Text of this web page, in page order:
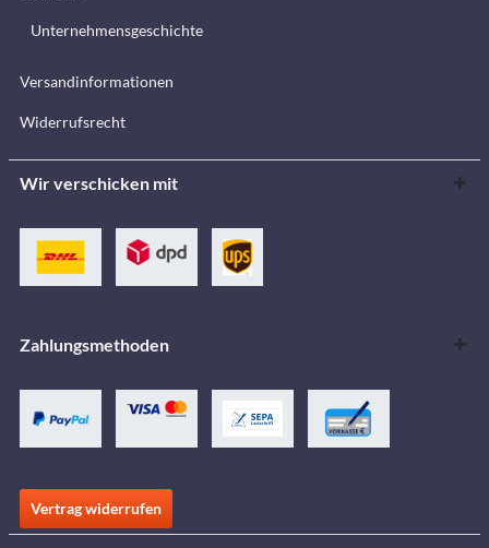
Unternehmensgeschichte
Versandinformationen
Widerrufsrecht
Wir verschicken mit
Zahlungsmethoden
Vertrag widerrufen